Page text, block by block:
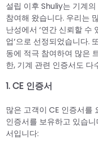
설립 이후 Shuliy는 기계
참여해 왔습니다. 우리는
난성에서 ‘연간 신뢰할 수
업’으로 선정되었습니다.
동에 적극 참여하여 많은
한, 기계 관련 인증서도 다
1. CE 인증서
많은 고객이 CE 인증서를
인증서를 보유하고 있습
서입니다: